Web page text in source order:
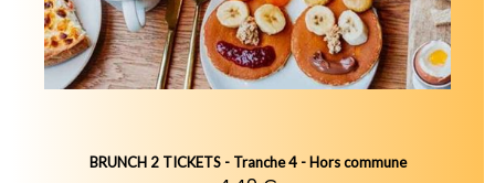
BRUNCH 2 TICKETS - Tranche 4 - Hors commune